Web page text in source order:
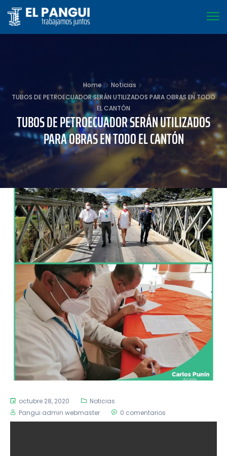
Home
Noticias
TUBOS DE PETROECUADOR SERÁN UTILIZADOS PARA OBRAS EN TODO
EL CANTÓN
TUBOS DE PETROECUADOR SERÁN UTILIZADOS
PARA OBRAS EN TODO EL CANTÓN
octubre 28, 2020
Noticias
Pangui admin webmaster
0 comentarios